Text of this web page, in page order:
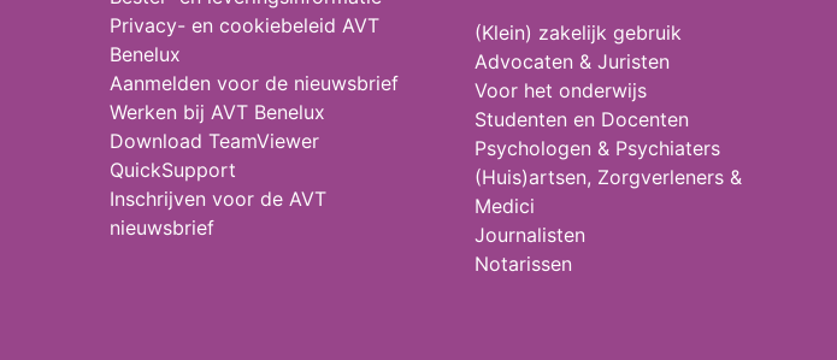
Privacy- en cookiebeleid AVT
Benelux
Aanmelden voor de nieuwsbrief
Werken bij AVT Benelux
Download TeamViewer
QuickSupport
Inschrijven voor de AVT
nieuwsbrief
(Klein) zakelijk gebruik
Advocaten & Juristen
Voor het onderwijs
Studenten en Docenten
Psychologen & Psychiaters
(Huis)artsen, Zorgverleners &
Medici
Journalisten
Notarissen